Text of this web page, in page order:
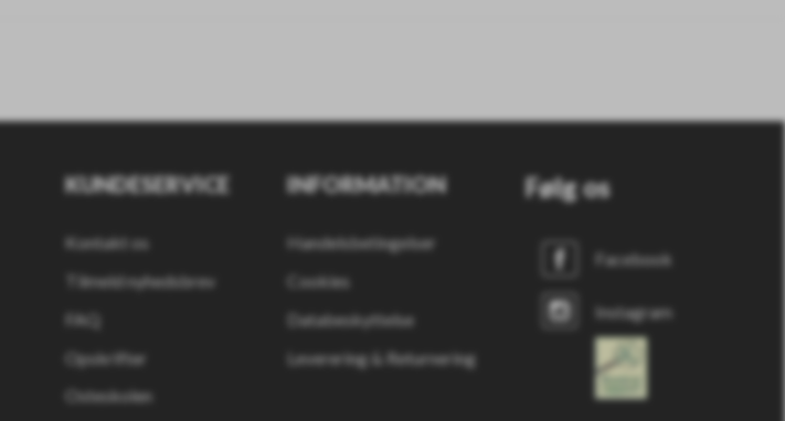
KUNDESERVICE
Kontakt os
Tilmeld nyhedsbrev
FAQ
Opskrifter
Osteskolen
INFORMATION
Handelsbetingelser
Cookies
Databeskyttelse
Leverering & Returnering
Følg os
Facebook
Instagram